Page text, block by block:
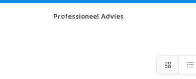
Professioneel Advies